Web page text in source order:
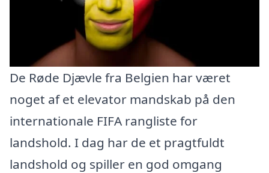
De Røde Djævle fra Belgien har været
noget af et elevator mandskab på den
internationale FIFA rangliste for
landshold. I dag har de et pragtfuldt
landshold og spiller en god omgang